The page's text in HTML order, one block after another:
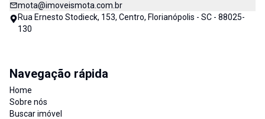
mota@imoveismota.com.br
Rua Ernesto Stodieck, 153, Centro, Florianópolis - SC - 88025-
130
Navegação rápida
Home
Sobre nós
Buscar imóvel